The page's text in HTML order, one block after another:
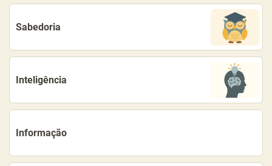
Sabedoria
Inteligência
Informação